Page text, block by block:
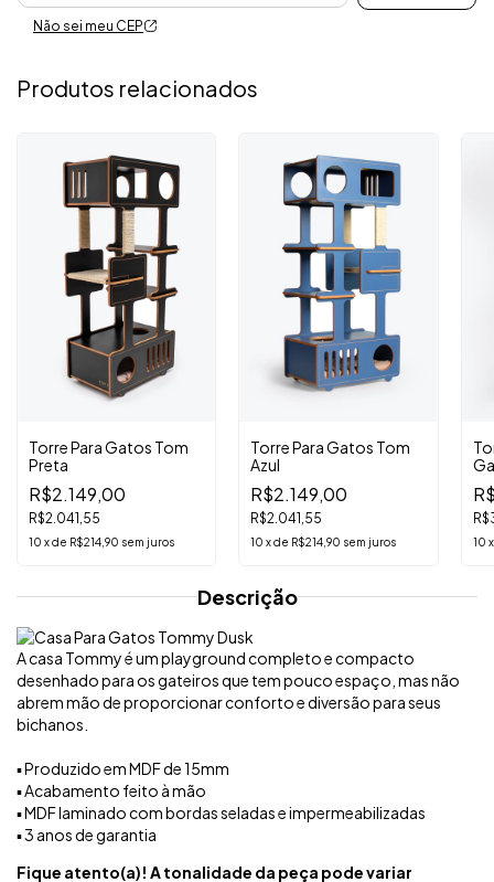
Não sei meu CEP
Produtos relacionados
Torre Para Gatos Tom
Preta
R$2.149,00
R$2.041,55
10 xde R$214,90 sem juros
Torre Para Gatos Tom
Azul
R$2.149,00
R$2.041,55
10 xde R$214,90 sem juros 10
Descrição
A casa Tommy é um playground completo e compacto
desenhado para os gateiros que tem pouco espaço, mas não
abrem mão de proporcionar conforto e diversão para seus
bichanos.
▪️ Produzido em MDF de 15mm
▪️ Acabamento feito à mão
▪️ MDF laminado com bordas seladas e impermeabilizadas
▪️ 3 anos de garantia
Fique atento(a)! A tonalidade da peça pode variar